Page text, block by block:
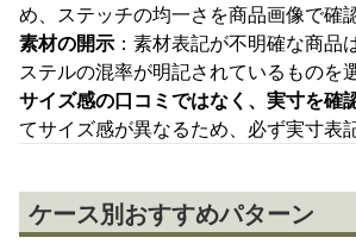
め、ステッチの均一さを商品画像で確
素材の開示 ：素材表記が不明確な商品
ステルの混率が明記されているものを
サイズ感の口コミではなく、実寸を確
てサイズ感が異なるため、必ず実寸表
ケース別おすすめパターン